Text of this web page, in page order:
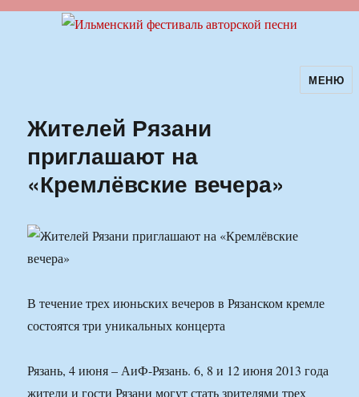
Ильменский фестиваль авторскойМЕНЮ
Жителей Рязани
приглашают на
«Кремлёвские вечера»
В течение трех июньских вечеров в Рязанском кремле
состоятся три уникальных концерта
Рязань, 4 июня – АиФ-Рязань. 6, 8 и 12 июня 2013 года
жители и гости Рязани могут стать зрителями трех